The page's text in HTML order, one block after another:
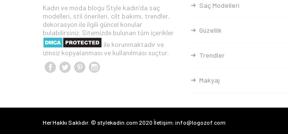
Kadın ve moda blogu Style kadın'da saç
modelleri, stil önerileri, cilt bakımı, trendler,
dekorasyon ile ilgili güncel konular
bulabilirsiniz. Sitemizde bulunan tüm içerikler
ile korunmaktadır ve
izinsiz kopyalanması ve kullanılması suçtur.
Saç Modelleri
Güzellik
Trendler
Makyaj
Her Hakkı Saklıdır. © stylekadin.com 2020 İletişim: info@logozof.com